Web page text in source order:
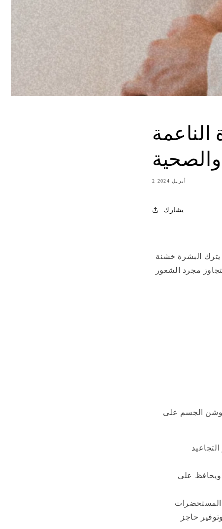
والصحية
2 أبريل 2024
يشارك
البشرة خشنة
مجرد الشعور
الجسم على
ويحافظ على
المستحضرات
حاجز